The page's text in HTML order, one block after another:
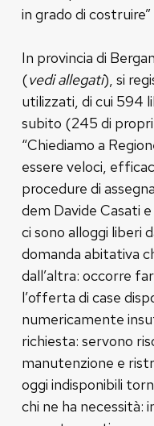
in grado di costruire”
In provincia di
(vedi allegati), si
utilizzati, di cui 594
subito (245 di
“Chiediamo a
essere veloci,
procedure di
dem Davide Casati
ci sono alloggi liberi
domanda abitativa
dall’altra: occorre
l’offerta di case
numericamente
richiesta: servono
manutenzione e
oggi indisponibili
chi ne ha necessità: